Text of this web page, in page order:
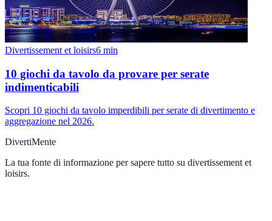
Divertissement et loisirs6 min
10 giochi da tavolo da provare per serate
indimenticabili
Scopri 10 giochi da tavolo imperdibili per serate di divertimento e
aggregazione nel 2026.
DivertiMente
La tua fonte di informazione per sapere tutto su divertissement et
loisirs.